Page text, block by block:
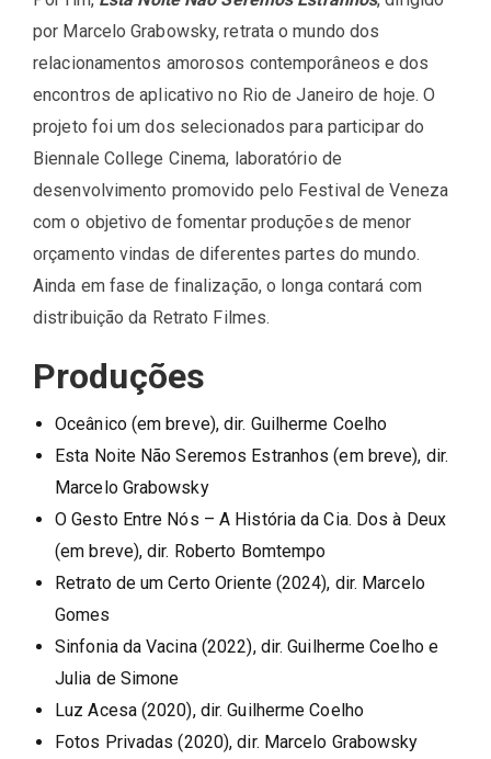
por Marcelo Grabowsky, retrata o mundo dos
relacionamentos amorosos contemporâneos e dos
encontros de aplicativo no Rio de Janeiro de hoje. O
projeto foi um dos selecionados para participar do
Biennale College Cinema, laboratório de
desenvolvimento promovido pelo Festival de Veneza
com o objetivo de fomentar produções de menor
orçamento vindas de diferentes partes do mundo.
Ainda em fase de finalização, o longa contará com
distribuição da Retrato Filmes.
Produções
Oceânico (em breve), dir. Guilherme Coelho
Esta Noite Não Seremos Estranhos (em breve), dir.
Marcelo Grabowsky
O Gesto Entre Nós – A História da Cia. Dos à Deux
(em breve), dir. Roberto Bomtempo
Retrato de um Certo Oriente (2024), dir. Marcelo
Gomes
Sinfonia da Vacina (2022), dir. Guilherme Coelho e
Julia de Simone
Luz Acesa (2020), dir. Guilherme Coelho
Fotos Privadas (2020), dir. Marcelo Grabowsky